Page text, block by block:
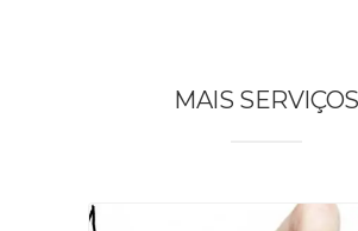
MAIS SERVIÇOS